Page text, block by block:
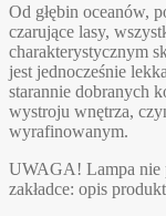
Od głębin oceanów,
czarujące lasy,
charakterystycznym
jest jednocześnie
starannie dobranych
wystroju wnętrza,
wyrafinowanym.
UWAGA! Lampa nie
zakładce: opis